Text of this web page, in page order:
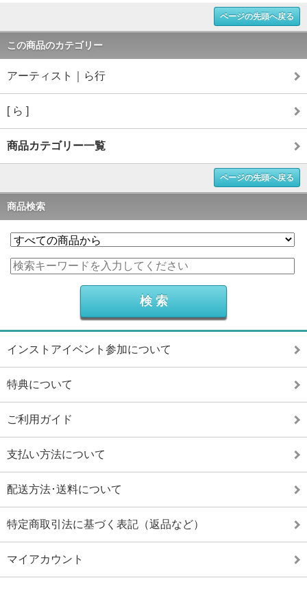
ページの先頭へ戻る
この商品のカテゴリー
アーティスト｜ら行
[ ら ]
商品カテゴリー一覧
ページの先頭へ戻る
商品検索
インストアイベント参加について
特典について
ご利用ガイド
支払い方法について
配送方法･送料について
特定商取引法に基づく表記（返品など）
マイアカウント